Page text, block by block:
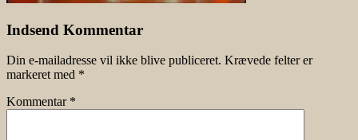
Indsend Kommentar
Din e-mailadresse vil ikke blive publiceret. Krævede felter er
markeret med *
Kommentar *